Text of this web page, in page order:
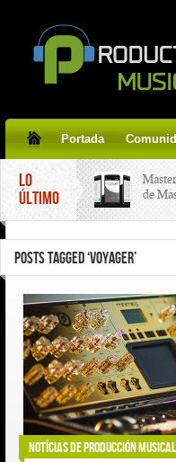
Portada
LO
ÚLTIMO
de
Korg
pedal
POSTS TAGGED ‘VOYAGER’
Notícias de Producción Musical